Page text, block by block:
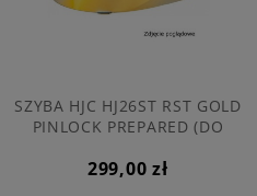
SZYBA HJC HJ26ST RST GOLD
PINLOCK PREPARED (DO
299,00 zł